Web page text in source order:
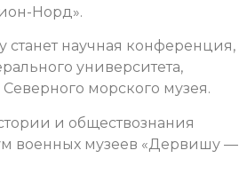
Норд».
научная конференция,
университета,
Северного морского музея.
и обществознания
военных музеев «Дервишу —